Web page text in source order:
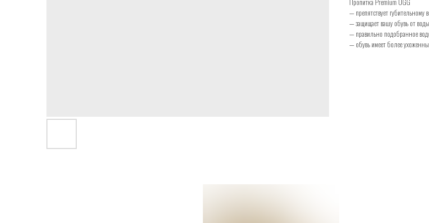
— препятствует губительному
— защищает вашу обувь от
— правильно подобранное
— обувь имеет более